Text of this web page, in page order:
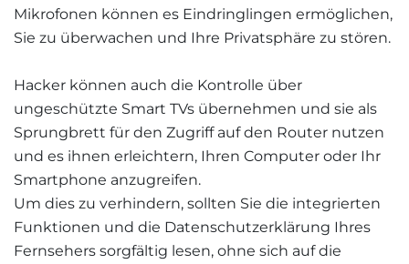
Mikrofonen können es Eindringlingen ermöglichen,
Sie zu überwachen und Ihre Privatsphäre zu stören.
Hacker können auch die Kontrolle über
ungeschützte Smart TVs übernehmen und sie als
Sprungbrett für den Zugriff auf den Router nutzen
und es ihnen erleichtern, Ihren Computer oder Ihr
Smartphone anzugreifen.
Um dies zu verhindern, sollten Sie die integrierten
Funktionen und die Datenschutzerklärung Ihres
Fernsehers sorgfältig lesen, ohne sich auf die